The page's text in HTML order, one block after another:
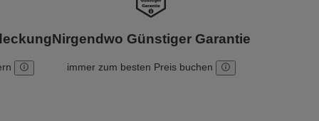
Nirgendwo Günstiger Garantie
immer zum besten Preis buchen